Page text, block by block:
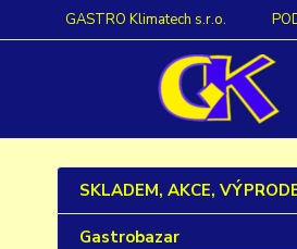
GASTRO Klimatech s.r.o.
SKLADEM, AKCE,
Gastrobazar